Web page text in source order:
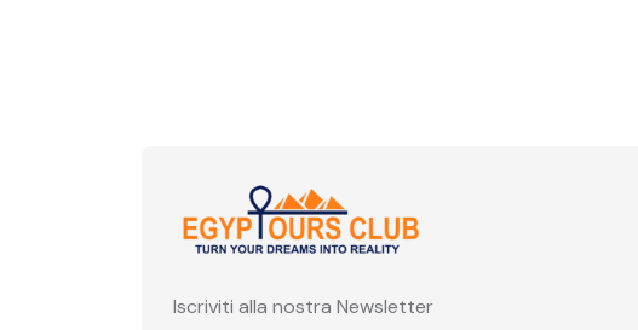
Iscriviti alla nostra Newsletter